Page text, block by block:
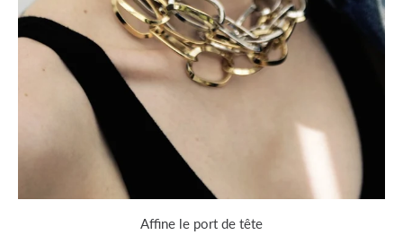
Affine le port de tête